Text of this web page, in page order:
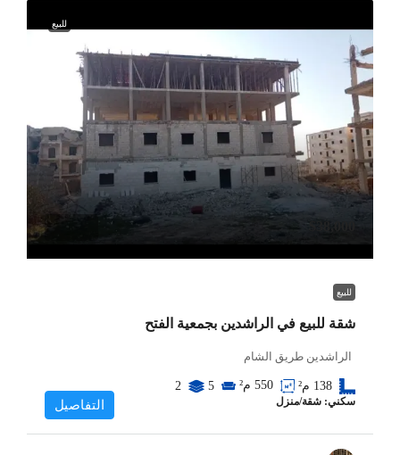
للبيع
للبيع
شقة للبيع في الراشدين بجمعية الفتح
الراشدين طريق الشام
138 م² 550 م² 5
2
سكني: شقة/منزل التفاصيل